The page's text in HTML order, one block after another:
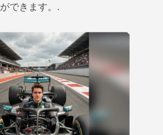
ができます。.